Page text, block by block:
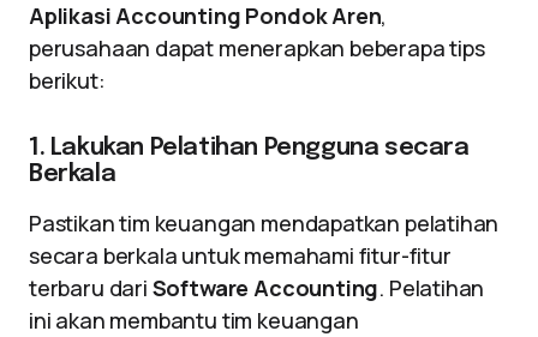
Aplikasi Accounting Pondok Aren,
perusahaan dapat menerapkan beberapa tips
berikut:
1. Lakukan Pelatihan Pengguna secara
Berkala
Pastikan tim keuangan mendapatkan pelatihan
secara berkala untuk memahami fitur-fitur
terbaru dari Software Accounting. Pelatihan
ini akan membantu tim keuangan